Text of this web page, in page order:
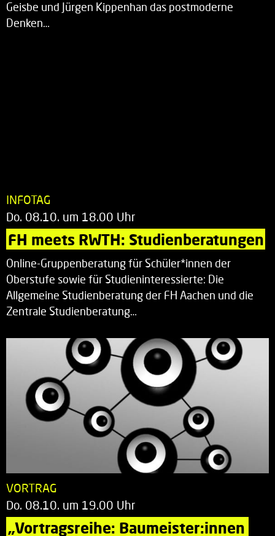
Geisbe und Jürgen Kippenhan das postmoderne
Denken…
INFOTAG
Do. 08.10. um 18.00 Uhr
FH meets RWTH: Studienberatungen
Online-Gruppenberatung für Schüler*innen der
Oberstufe sowie für Studieninteressierte: Die
Allgemeine Studienberatung der FH Aachen und die
Zentrale Studienberatung…
VORTRAG
Do. 08.10. um 19.00 Uhr
„Vortragsreihe: Baumeister:innen